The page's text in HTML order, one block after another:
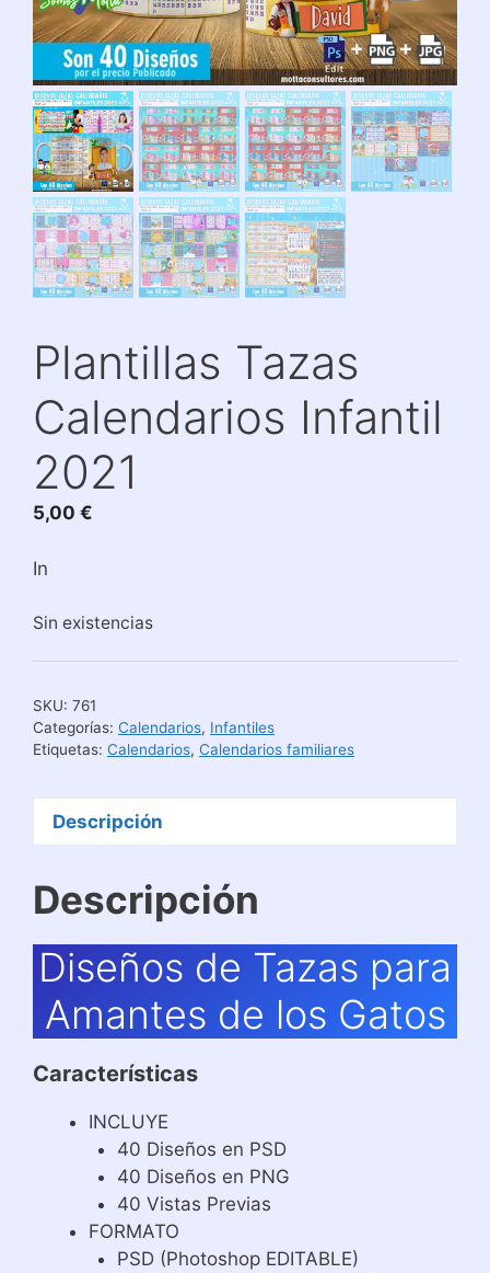
Plantillas Tazas
Calendarios Infantil
2021
5,00 €
In
Sin existencias
SKU: 761
Categorías: Calendarios, Infantiles
Etiquetas: Calendarios, Calendarios familiares
Descripción
Descripción
Diseños de Tazas para
Amantes de los Gatos
Características
INCLUYE
40 Diseños en PSD
40 Diseños en PNG
40 Vistas Previas
FORMATO
PSD (Photoshop EDITABLE)